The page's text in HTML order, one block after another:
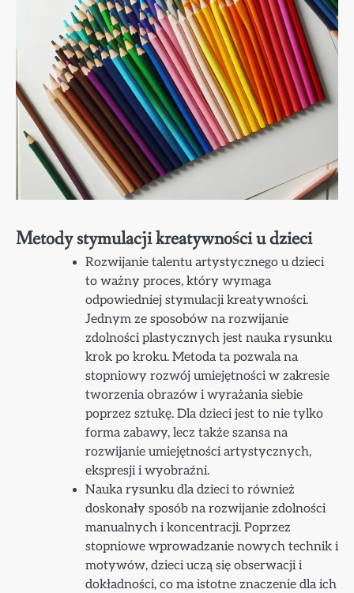
Metody stymulacji kreatywności u dzieci
Rozwijanie talentu artystycznego u dzieci
to ważny proces, który wymaga
odpowiedniej stymulacji kreatywności.
Jednym ze sposobów na rozwijanie
zdolności plastycznych jest nauka rysunku
krok po kroku. Metoda ta pozwala na
stopniowy rozwój umiejętności w zakresie
tworzenia obrazów i wyrażania siebie
poprzez sztukę. Dla dzieci jest to nie tylko
forma zabawy, lecz także szansa na
rozwijanie umiejętności artystycznych,
ekspresji i wyobraźni.
Nauka rysunku dla dzieci to również
doskonały sposób na rozwijanie zdolności
manualnych i koncentracji. Poprzez
stopniowe wprowadzanie nowych technik i
motywów, dzieci uczą się obserwacji i
dokładności, co ma istotne znaczenie dla ich